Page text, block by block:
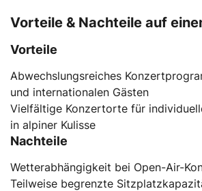
Vorteile & Nachteile auf
Vorteile
Abwechslungsreiches
und internationalen Gästen
Vielfältige Konzertorte für
in alpiner Kulisse
Nachteile
Wetterabhängigkeit bei Open-Air-
Teilweise begrenzte